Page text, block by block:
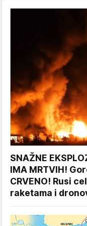
SNAŽNE
IMA MRTVIH!
CRVENO! Rusi
raketama i